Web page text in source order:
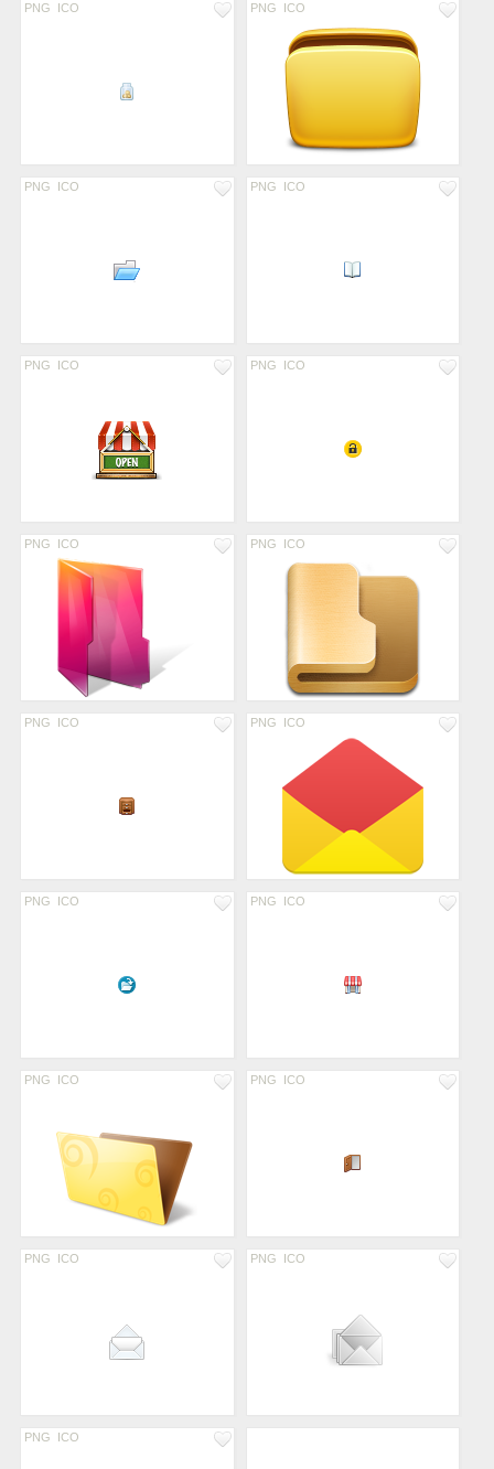
PNG ICO PNG ICO
PNG ICO PNG ICO
PNG ICO PNG ICO
PNG ICO PNG ICO
PNG ICO PNG ICO
PNG ICO PNG ICO
PNG ICO PNG ICO
PNG ICO PNG ICO
PNG ICO